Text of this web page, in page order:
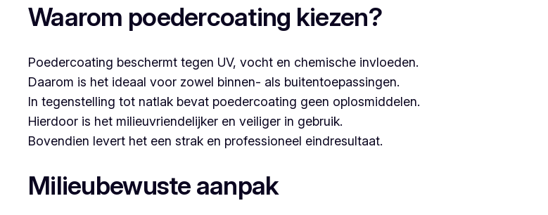
Waarom poedercoating kiezen?
Poedercoating beschermt tegen UV, vocht en chemische invloeden.
Daarom is het ideaal voor zowel binnen- als buitentoepassingen.
In tegenstelling tot natlak bevat poedercoating geen oplosmiddelen.
Hierdoor is het milieuvriendelijker en veiliger in gebruik.
Bovendien levert het een strak en professioneel eindresultaat.
Milieubewuste aanpak